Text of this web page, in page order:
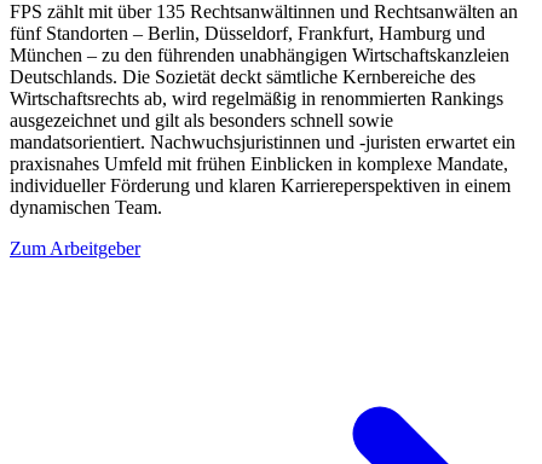
FPS zählt mit über 135 Rechtsanwältinnen und Rechtsanwälten an
fünf Standorten – Berlin, Düsseldorf, Frankfurt, Hamburg und
München – zu den führenden unabhängigen Wirtschaftskanzleien
Deutschlands. Die Sozietät deckt sämtliche Kernbereiche des
Wirtschaftsrechts ab, wird regelmäßig in renommierten Rankings
ausgezeichnet und gilt als besonders schnell sowie
mandatsorientiert. Nachwuchsjuristinnen und -juristen erwartet ein
praxisnahes Umfeld mit frühen Einblicken in komplexe Mandate,
individueller Förderung und klaren Karriereperspektiven in einem
dynamischen Team.
Zum Arbeitgeber